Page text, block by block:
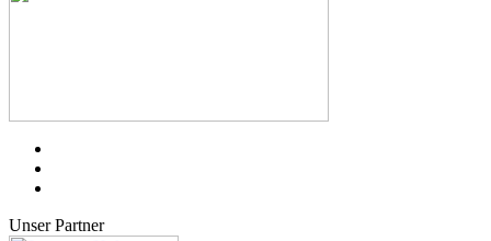
Unser Partner